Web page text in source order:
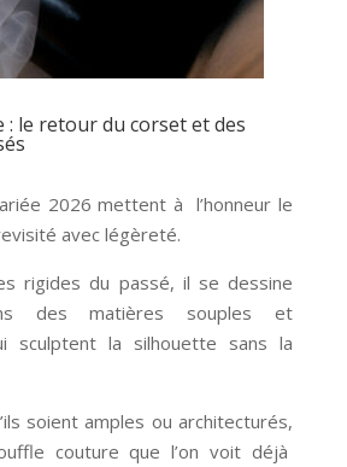
: le retour du corset et des
2026 mettent à l’honneur le
avec légèreté.
rigides du passé, il se dessine
des matières souples et
sculptent la silhouette sans la
soient amples ou architecturés,
couture que l’on voit déjà